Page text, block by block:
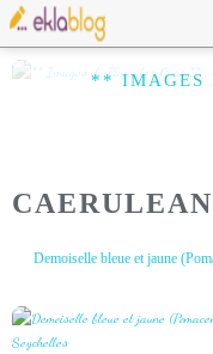
** IMAGES
Demoiselle bleue et jaune